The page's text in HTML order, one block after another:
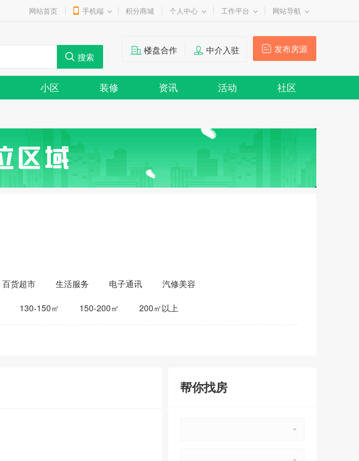
网站首页 手机端 积分商城 个人中心 工作平台 网站导航
发布房源
楼盘合作 中介入驻
小区 装修 资讯 活动 社区
百货超市 生活服务 电子通讯
汽修美容
130-150㎡ 150-200㎡ 200㎡以上
帮你找房